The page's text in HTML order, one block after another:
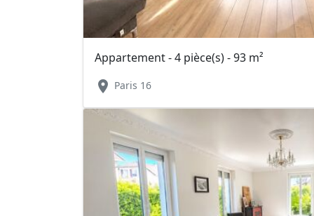
Appartement - 4 pièce(s) - 93 m²
location_on Paris 16